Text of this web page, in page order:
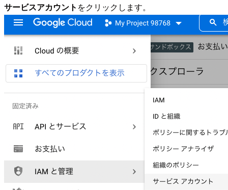
サービスアカウント をクリックします。